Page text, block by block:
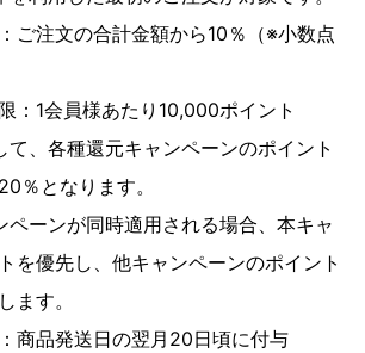
注文の合計金額から10％（※小数点
：1会員様あたり10,000ポイント
、各種還元キャンペーンのポイント
％となります。
ペーンが同時適用される場合、本キャ
を優先し、他キャンペーンのポイント
ます。
商品発送日の翌月20日頃に付与